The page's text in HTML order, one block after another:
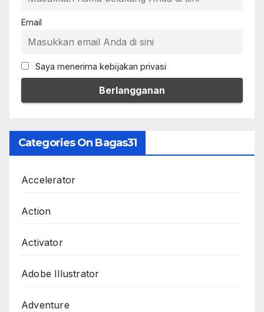
Email
Saya menerima kebijakan privasi
Categories On Bagas31
Accelerator
Action
Activator
Adobe Illustrator
Adventure